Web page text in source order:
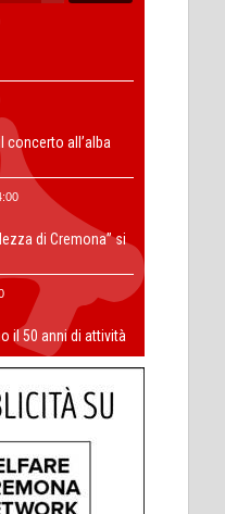
concerto all’alba
di Cremona” si
il 50 anni di attività